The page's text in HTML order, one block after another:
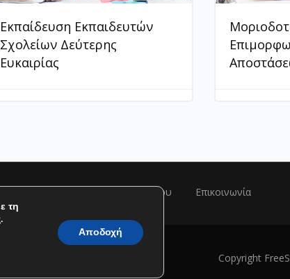
Εκπαίδευση Εκπαιδευτών
Σχολείων Δεύτερης
Ευκαιρίας
Πολιτική Απορρήτου Επικοινωνία
Copyright
τη
Αποδοχή